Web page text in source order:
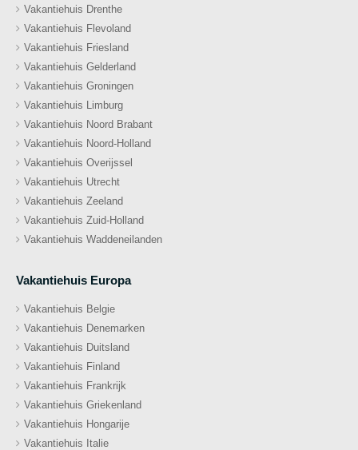
Vakantiehuis Drenthe
Vakantiehuis Flevoland
Vakantiehuis Friesland
Vakantiehuis Gelderland
Vakantiehuis Groningen
Vakantiehuis Limburg
Vakantiehuis Noord Brabant
Vakantiehuis Noord-Holland
Vakantiehuis Overijssel
Vakantiehuis Utrecht
Vakantiehuis Zeeland
Vakantiehuis Zuid-Holland
Vakantiehuis Waddeneilanden
Vakantiehuis Europa
Vakantiehuis Belgie
Vakantiehuis Denemarken
Vakantiehuis Duitsland
Vakantiehuis Finland
Vakantiehuis Frankrijk
Vakantiehuis Griekenland
Vakantiehuis Hongarije
Vakantiehuis Italie